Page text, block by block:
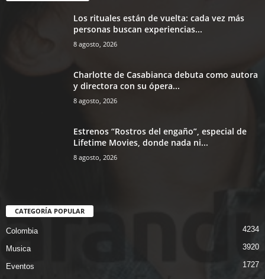
Los rituales están de vuelta: cada vez más
personas buscan experiencias...
8 agosto, 2026
Charlotte de Casabianca debuta como autora
y directora con su ópera...
8 agosto, 2026
Estrenos “Rostros del engaño”, especial de
Lifetime Movies, donde nada ni...
8 agosto, 2026
CATEGORÍA POPULAR
Colombia 4234
Musica 3920
Eventos
1727